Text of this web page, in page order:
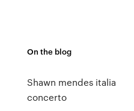
On the blog
Shawn mendes italia
concerto